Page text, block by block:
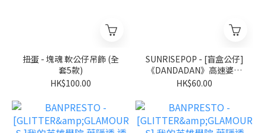
扭蛋 - 塊魂 軟公仔吊飾 (全
套5款)
HK$100.00
SUNRISEPOP - [盲盒公仔]
《DANDADAN》高速婆婆
達摩盲盒擺設 第二彈 金屬
4)
HK$60.00